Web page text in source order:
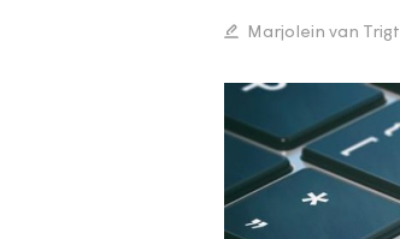
Marjolein van Trigt